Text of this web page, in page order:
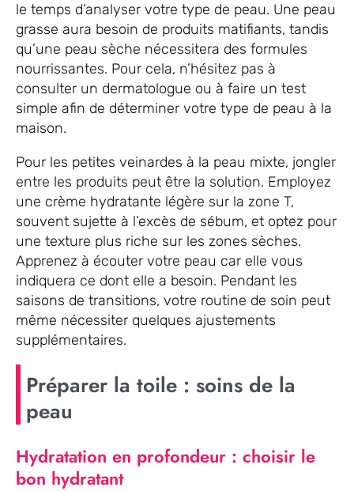
le temps d’analyser votre type de peau. Une peau
grasse aura besoin de produits matifiants, tandis
qu’une peau sèche nécessitera des formules
nourrissantes. Pour cela, n’hésitez pas à
consulter un dermatologue ou à faire un test
simple afin de déterminer votre type de peau à la
maison.
Pour les petites veinardes à la peau mixte, jongler
entre les produits peut être la solution. Employez
une crème hydratante légère sur la zone T,
souvent sujette à l’excès de sébum, et optez pour
une texture plus riche sur les zones sèches.
Apprenez à écouter votre peau car elle vous
indiquera ce dont elle a besoin. Pendant les
saisons de transitions, votre routine de soin peut
même nécessiter quelques ajustements
supplémentaires.
Préparer la toile : soins de la
peau
Hydratation en profondeur : choisir le
bon hydratant